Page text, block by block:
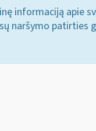
informaciją apie
naršymo patirties